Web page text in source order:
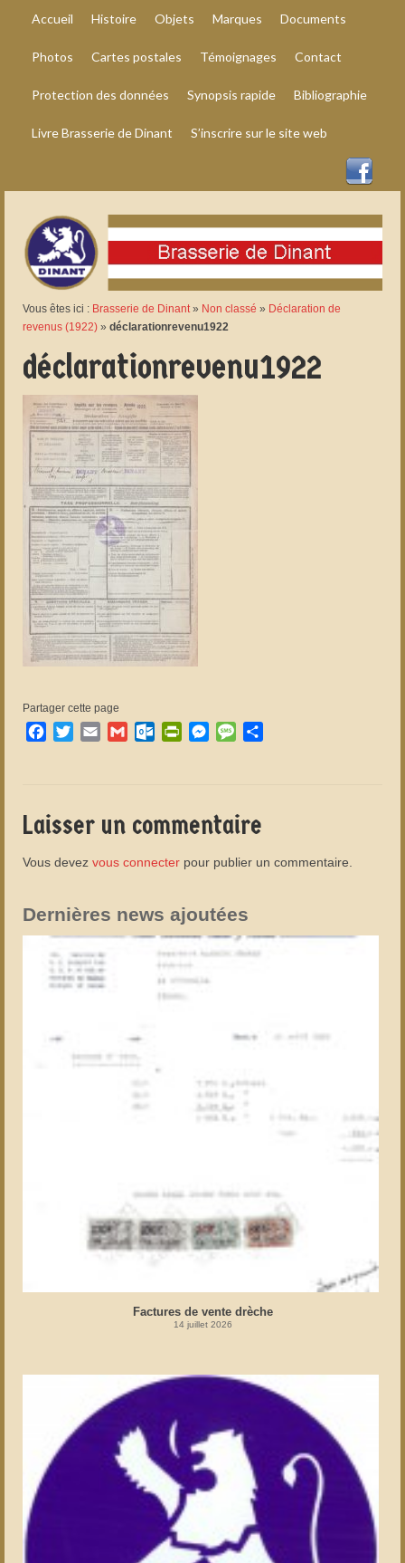
Accueil Histoire Objets Marques Documents
Photos Cartes postales Témoignages Contact
Protection des données Synopsis rapide Bibliographie
Livre Brasserie de Dinant S’inscrire sur le site web
Vous êtes ici : Brasserie de Dinant» Non classé » Déclaration de
revenus (1922) » déclarationrevenu1922
déclarationrevenu1922
Partager cette page
Facebook
TwitterEmail GmailOutlook.com
PrintFriendly
Messenger
Message
Laisser un commentaire
Vous devez vous connecter pour publier un commentaire.
Dernières news ajoutées
Factures de vente drèche
14 juillet 2026